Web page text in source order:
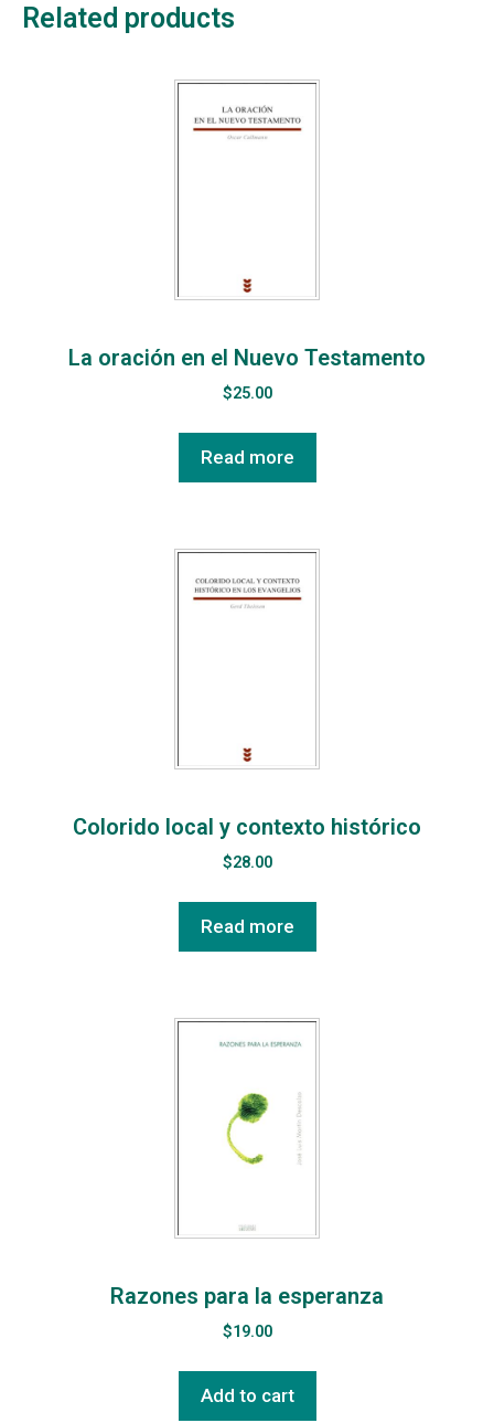
Related products
La oración en el Nuevo Testamento
$25.00
Read more
Colorido local y contexto histórico
$28.00
Read more
Razones para la esperanza
$19.00
Add to cart